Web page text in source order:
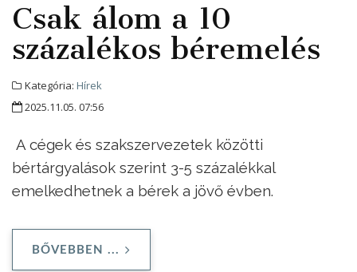
Csak álom a 10
százalékos béremelés
Kategória: Hírek
2025.11.05. 07:56
A cégek és szakszervezetek közötti
bértárgyalások szerint 3-5 százalékkal
emelkedhetnek a bérek a jövő évben.
BŐVEBBEN ...